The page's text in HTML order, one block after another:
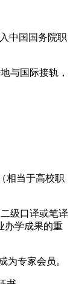
中国国务院职
与国际接轨，
相当于高校职
级口译或笔译
办学成果的重
为专家会员。